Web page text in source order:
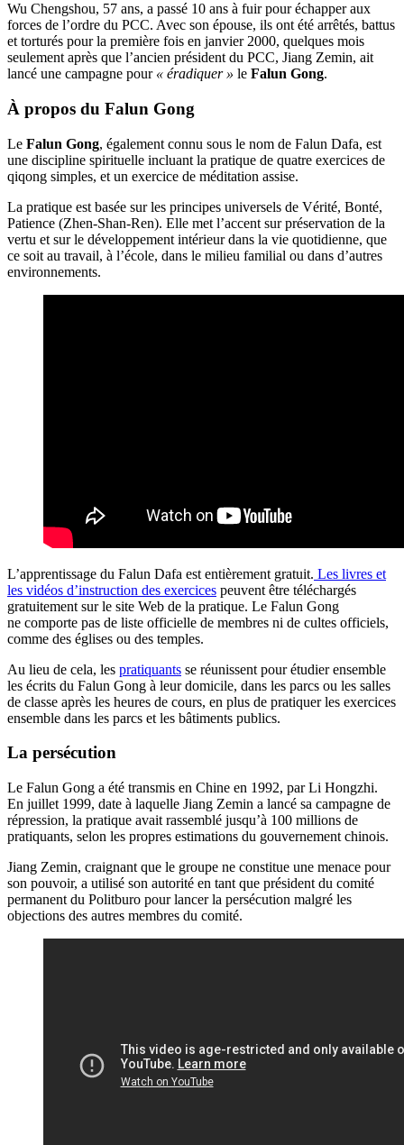
Wu Chengshou, 57 ans, a passé 10 ans à fuir pour échapper aux
forces de l’ordre du PCC. Avec son épouse, ils ont été arrêtés, battus
et torturés pour la première fois en janvier 2000, quelques mois
seulement après que l’ancien président du PCC, Jiang Zemin, ait
lancé une campagne pour « éradiquer » le Falun Gong.
À propos du Falun Gong
Le Falun Gong, également connu sous le nom de Falun Dafa, est
une discipline spirituelle incluant la pratique de quatre exercices de
qiqong simples, et un exercice de méditation assise.
La pratique est basée sur les principes universels de Vérité, Bonté,
Patience (Zhen-Shan-Ren). Elle met l’accent sur préservation de la
vertu et sur le développement intérieur dans la vie quotidienne, que
ce soit au travail, à l’école, dans le milieu familial ou dans d’autres
environnements.
L’apprentissage du Falun Dafa est entièrement gratuit. Les livres et
les vidéos d’instruction des exercices peuvent être téléchargés
gratuitement sur le site Web de la pratique. Le Falun Gong
ne comporte pas de liste officielle de membres ni de cultes officiels,
comme des églises ou des temples.
Au lieu de cela, les pratiquants se réunissent pour étudier ensemble
les écrits du Falun Gong à leur domicile, dans les parcs ou les salles
de classe après les heures de cours, en plus de pratiquer les exercices
ensemble dans les parcs et les bâtiments publics.
La persécution
Le Falun Gong a été transmis en Chine en 1992, par Li Hongzhi.
En juillet 1999, date à laquelle Jiang Zemin a lancé sa campagne de
répression, la pratique avait rassemblé jusqu’à 100 millions de
pratiquants, selon les propres estimations du gouvernement chinois.
Jiang Zemin, craignant que le groupe ne constitue une menace pour
son pouvoir, a utilisé son autorité en tant que président du comité
permanent du Politburo pour lancer la persécution malgré les
objections des autres membres du comité.